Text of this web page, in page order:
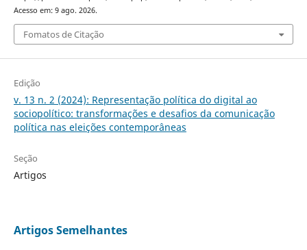
Acesso em: 9 ago. 2026.
Fomatos de Citação
Edição
v. 13 n. 2 (2024): Representação política do digital ao
sociopolítico: transformações e desafios da comunicação
política nas eleições contemporâneas
Seção
Artigos
Artigos Semelhantes